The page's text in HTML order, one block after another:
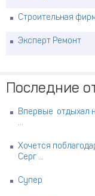
Строительная
Эксперт Ремонт
Последние
Впервые отдыхал
...
Хочется
Серг ...
Супер